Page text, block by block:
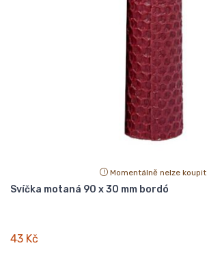
Momentálně nelze koupit
Svíčka motaná 90 x 30 mm bordó
43 Kč